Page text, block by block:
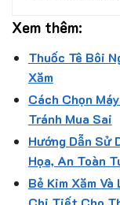
Xem thêm:
Thuốc Tê Bôi
Xăm
Cách Chọn
Tránh Mua Sai
Hướng Dẫn Sử
Họa, An Toàn
Bẻ Kim Xăm